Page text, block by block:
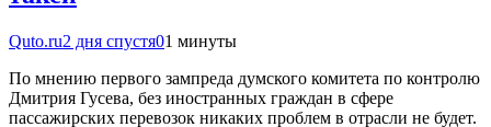
Quto.ru2 дня спустя01 минуты
По мнению первого зампреда думского комитета по контролю
Дмитрия Гусева, без иностранных граждан в сфере
пассажирских перевозок никаких проблем в отрасли не будет.